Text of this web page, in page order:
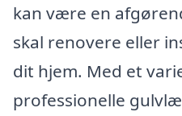
kan være en
skal renovere eller
dit hjem. Med et
professionelle